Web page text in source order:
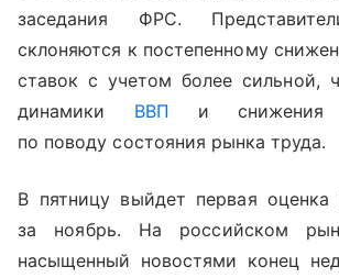
заседания ФРС.
склоняются к постепенному
ставок с учетом более сильной,
динамики ВВП и снижения
по поводу состояния рынка труда.
В пятницу выйдет первая
за ноябрь. На российском
насыщенный новостями конец